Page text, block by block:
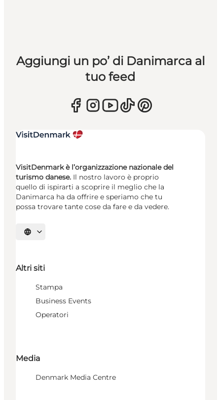
Aggiungi un po’ di Danimarca al
tuo feed
VisitDenmark è l’organizzazione nazionale del
turismo danese. Il nostro lavoro è proprio
quello di ispirarti a scoprire il meglio che la
Danimarca ha da offrire e speriamo che tu
possa trovare tante cose da fare e da vedere.
Seleziona la lingua
Altri siti
Stampa
Business Events
Operatori
Media
Denmark Media Centre